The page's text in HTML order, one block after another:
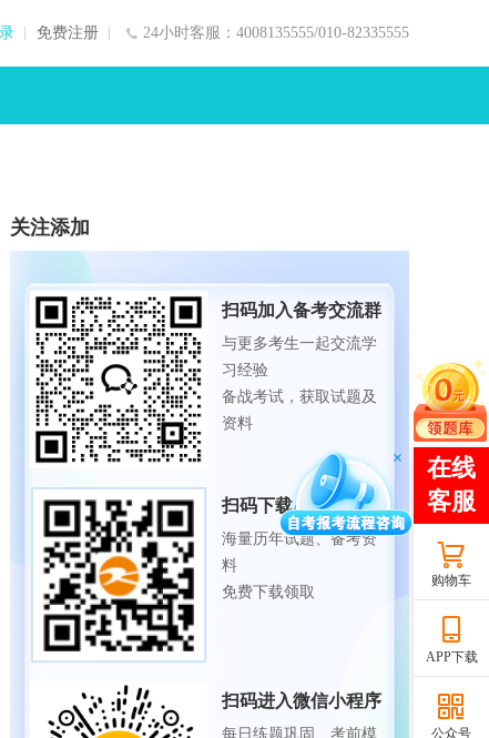
24小时客服：4008135555/010-82335555
免费注册
关注添加
扫码加入备考交流群
与更多考生一起交流学
习经验
备战考试，获取试题及
资料
扫码下载APP
海量历年试题、备考资
料
免费下载领取
扫码进入微信小程序
每日练题巩固、考前模
购物车
APP下载
公众号